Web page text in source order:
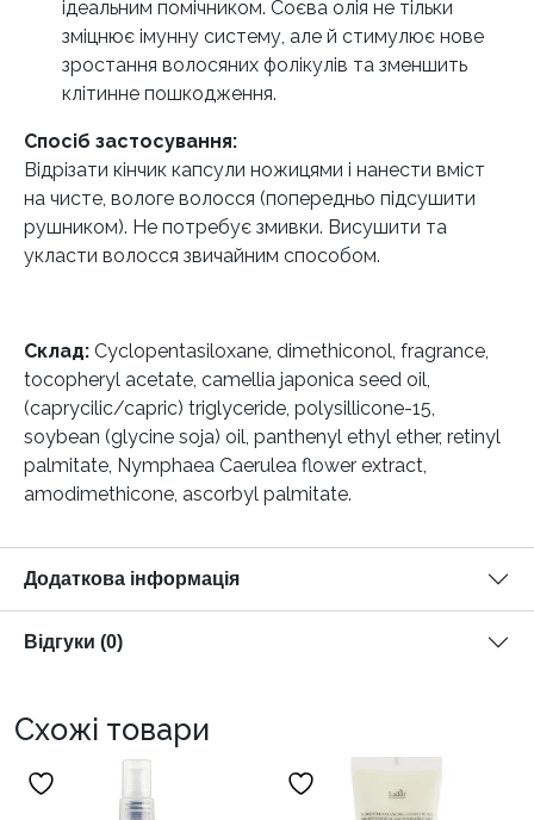
ідеальним помічником. Соєва олія не тільки
зміцнює імунну систему, але й стимулює нове
зростання волосяних фолікулів та зменшить
клітинне пошкодження.
Спосіб застосування:
Відрізати кінчик капсули ножицями і нанести вміст
на чисте, вологе волосся (попередньо підсушити
рушником). Не потребує змивки. Висушити та
укласти волосся звичайним способом.
Склад: Cyclopentasiloxane, dimethiconol, fragrance,
tocopheryl acetate, camellia japonica seed oil,
(caprycilic/capric) triglyceride, polysillicone-15,
soybean (glycine soja) oil, panthenyl ethyl ether, retinyl
palmitate, Nymphaea Caerulea flower extract,
amodimethicone, ascorbyl palmitate.
Додаткова інформація
Відгуки (0)
Схожі товари